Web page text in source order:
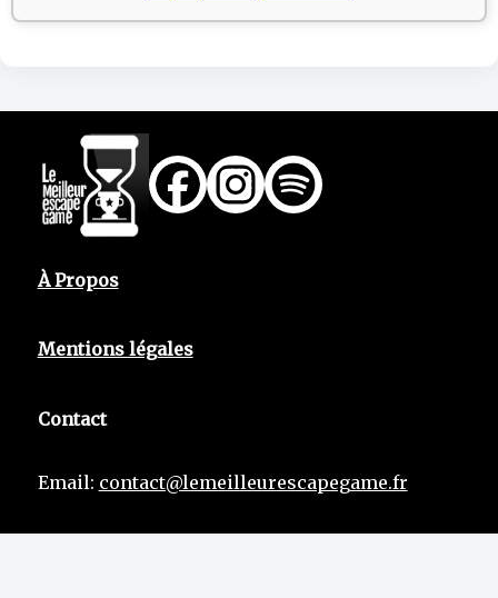
À Propos
Mentions légales
Contact
Email: contact@lemeilleurescapegame.fr